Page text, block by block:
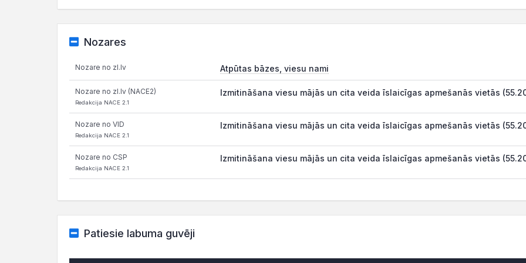
Nozares
Nozare no zl.lv Atpūtas bāzes, viesu nami
Nozare no zl.lv (NACE2)
Redakcija NACE 2.1
Izmitināšana viesu mājās un cita veida īslaicīgas apmešanās vietās
Nozare no VID
Redakcija NACE 2.1
Izmitināšana viesu mājās un cita veida īslaicīgas apmešanās vietās
Nozare no CSP
Redakcija NACE 2.1
Izmitināšana viesu mājās un cita veida īslaicīgas apmešanās vietās
Patiesie labuma guvēji